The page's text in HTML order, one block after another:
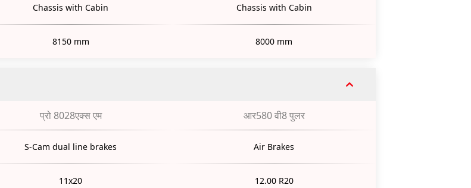
Chassis with Cabin Chassis with Cabin
8150 mm 8000 mm
प्रो 8028एक्स एम आर580 वी8 पुलर
S-Cam dual line brakes Air Brakes
11x20 12.00 R20